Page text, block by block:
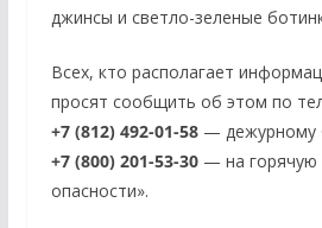
джинсы и светло-зеленые
Всех, кто располагает
просят сообщить об этом по
+7 (812) 492-01-58— дежурному
+7 (800) 201-53-30 — на горячую
опасности».